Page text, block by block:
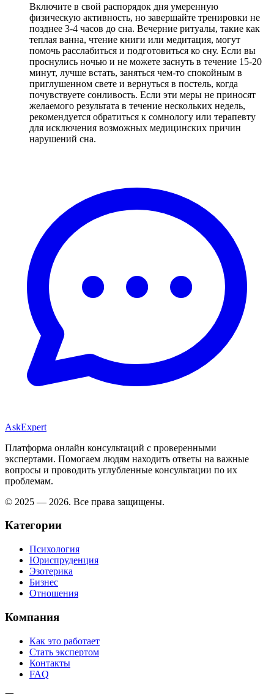
Включите в свой распорядок дня умеренную
физическую активность, но завершайте тренировки не
позднее 3-4 часов до сна. Вечерние ритуалы, такие как
теплая ванна, чтение книги или медитация, могут
помочь расслабиться и подготовиться ко сну. Если вы
проснулись ночью и не можете заснуть в течение 15-20
минут, лучше встать, заняться чем-то спокойным в
приглушенном свете и вернуться в постель, когда
почувствуете сонливость. Если эти меры не приносят
желаемого результата в течение нескольких недель,
рекомендуется обратиться к сомнологу или терапевту
для исключения возможных медицинских причин
нарушений сна.
AskExpert
Платформа онлайн консультаций с проверенными
экспертами. Помогаем людям находить ответы на важные
вопросы и проводить углубленные консультации по их
проблемам.
© 2025 — 2026. Все права защищены.
Категории
Психология
Юриспруденция
Эзотерика
Бизнес
Отношения
Компания
Как это работает
Стать экспертом
Контакты
FAQ